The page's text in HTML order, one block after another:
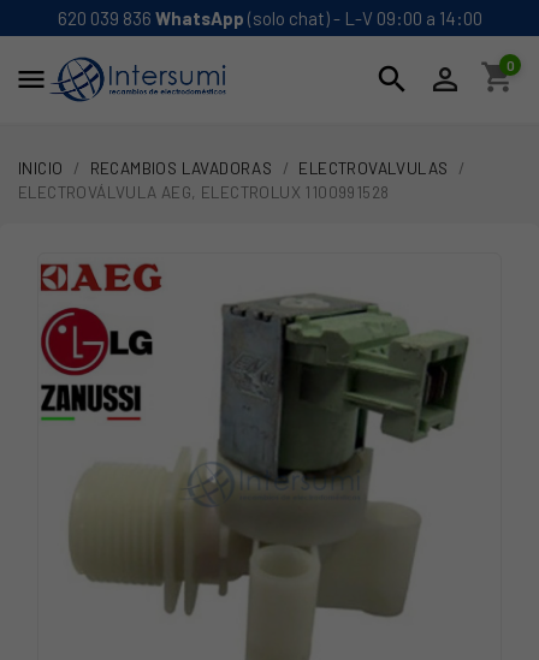
620 039 836 WhatsApp (solo chat) - L-V 09:00 a 14:00
 search  shopping_cart
0
INICIO RECAMBIOS LAVADORAS
ELECTROVALVULAS
ELECTROVÁLVULA AEG, ELECTROLUX 1100991528